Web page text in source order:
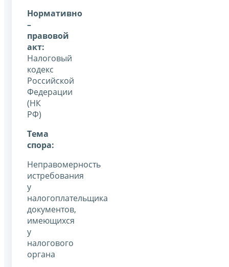
Нормативно
–
правовой
акт:
Налоговый
кодекс
Российской
Федерации
(НК
РФ)
Тема
спора:
Неправомерность
истребования
у
налогоплательщика
документов,
имеющихся
у
налогового
органа